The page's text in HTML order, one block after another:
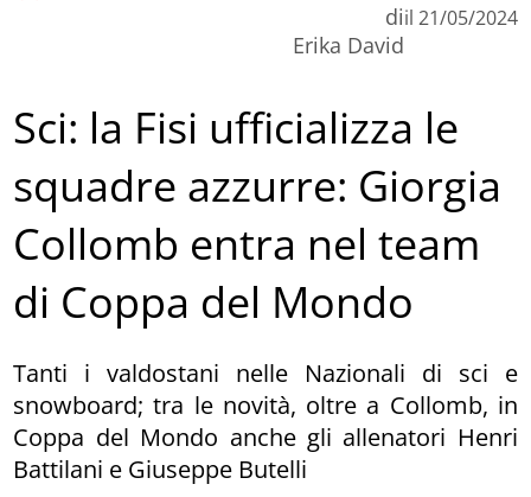
di
Erika David
il 21/05/2024
Sci: la Fisi ufficializza le
squadre azzurre: Giorgia
Collomb entra nel team
di Coppa del Mondo
Tanti i valdostani nelle Nazionali di sci e
snowboard; tra le novità, oltre a Collomb, in
Coppa del Mondo anche gli allenatori Henri
Battilani e Giuseppe Butelli